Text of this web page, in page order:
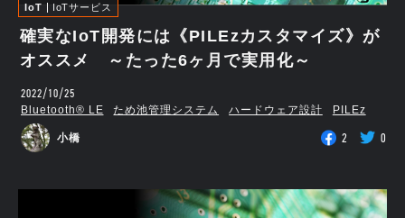
IoT IoTサービス
確実なIoT開発には《PILEzカスタマイズ》が
オススメ ～たった6ヶ月で実用化～
2022/10/25
Bluetooth®︎ LE ため池管理システム ハードウェア設計 PILEz
小橋 2 0